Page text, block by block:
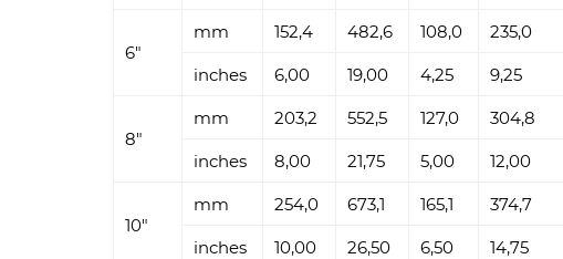
6"
mm 152,4 482,6 108,0
235,0
inches
6,00 19,00 4,25 9,25
8"
mm 203,2 552,5 127,0
304,8
inches
8,00 21,75 5,00 12,00
10"
mm 254,0 673,1 165,1
374,7
inches
10,00 26,50 6,50 14,75